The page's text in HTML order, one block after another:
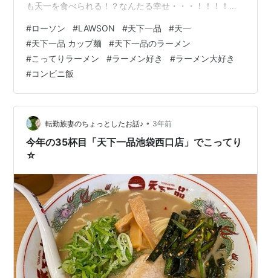
も天一を食べられる！？なんたる幸せ・・・！！！！！
天一のカレーレトルトが有名ですが、残念ながらカレー
は食べたことがない。 が、気になるので購入。 そして、
求めていたラーメン・・・☆ 急いで帰って、チンし
て・・・♪ ひとくち・・・ うま・・・（驚） 天一
だ・・・・・・・！！！ 見てください・・・ このドロッ
と感・・・こってりの再…
#ローソン #LAWSON #天下一品 #天一
#天下一品 カップ麺 #天下一品のラーメン
#こってりラーメン #ラーメン好き #ラーメン大好き
#コンビニ飯
転勤族妻のちょっとしたお話♪ • 3年前
今年の35杯目「天下一品池袋西口店」でこってり
☆